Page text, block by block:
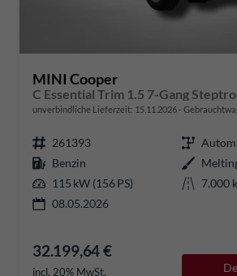
MINI Cooper
C Essential Trim 1.5 7-Gang
unverbindliche Lieferzeit: 15.11.2026
261393
Benzin
115 kW (156 PS)
7.000
08.05.2026
32.199,64 €
incl. 20% MwSt.